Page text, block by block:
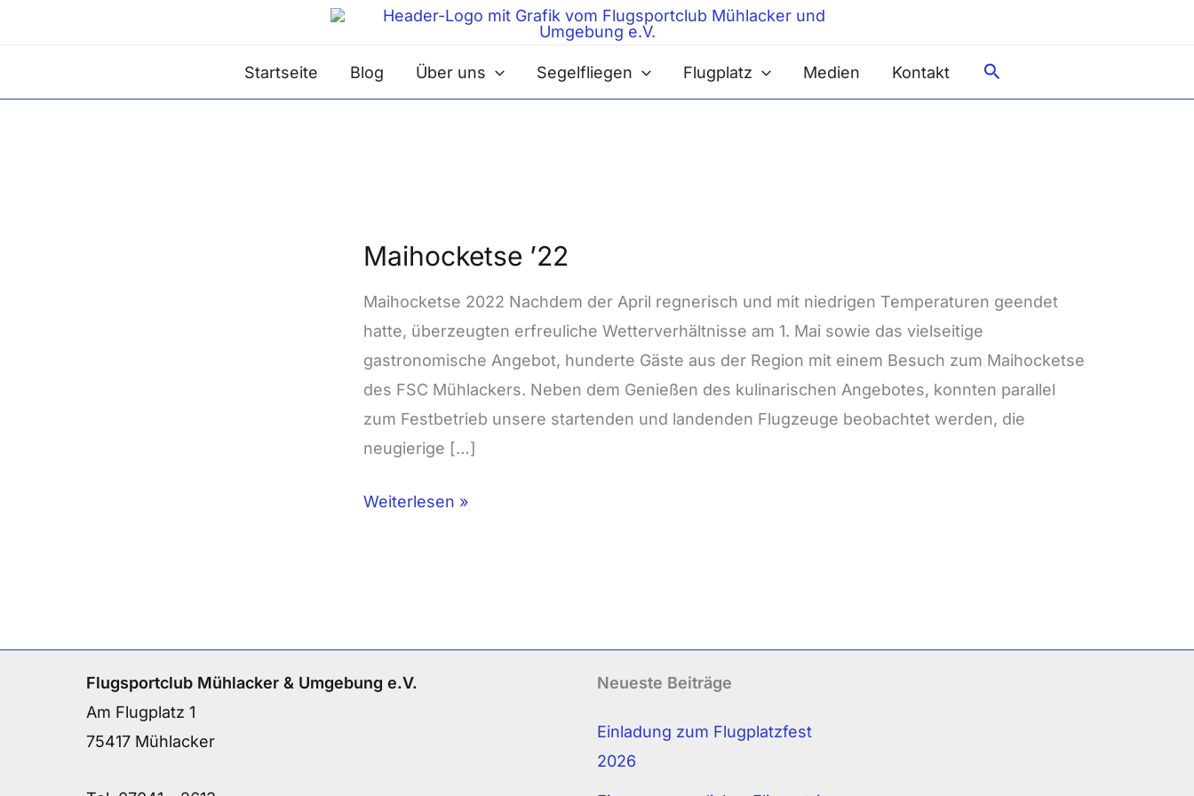
Startseite Blog Über uns Segelfliegen Flugplatz Medien Kontakt Suche
Maihocketse ’22
Maihocketse 2022 Nachdem der April regnerisch und mit niedrigen Temperaturen geendet
hatte, überzeugten erfreuliche Wetterverhältnisse am 1. Mai sowie das vielseitige
gastronomische Angebot, hunderte Gäste aus der Region mit einem Besuch zum Maihocketse
des FSC Mühlackers. Neben dem Genießen des kulinarischen Angebotes, konnten parallel
zum Festbetrieb unsere startenden und landenden Flugzeuge beobachtet werden, die
neugierige […]
’22
Weiterlesen »
Flugsportclub Mühlacker & Umgebung e.V.
Am Flugplatz 1
75417 Mühlacker
Neueste Beiträge
Einladung zum Flugplatzfest
2026